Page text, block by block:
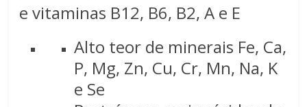
e vitaminas B12, B6, B2, A e E
Alto teor de minerais Fe, Ca,
P, Mg, Zn, Cu, Cr, Mn, Na, K
e Se